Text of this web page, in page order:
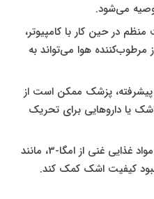
می‌شود.
در حین کار با کامپیوتر،
هوا می‌تواند به
پیشرفته، پزشک ممکن است از
یا داروهایی برای تحریک
مصرف مواد غذایی غنی از امگا-3، مانند
کیفیت اشک کمک کند.